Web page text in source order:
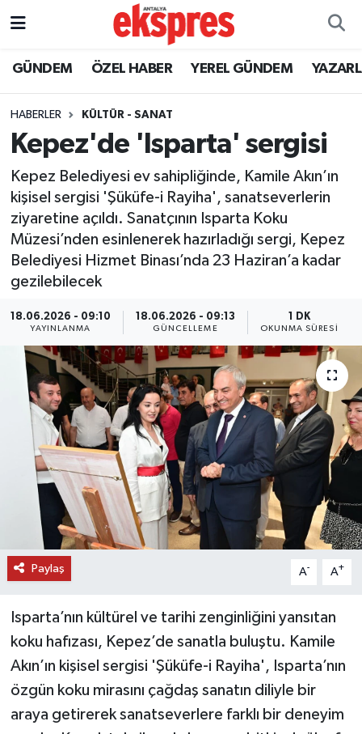
GÜNDEM ÖZEL HABER YEREL GÜNDEM
HABERLER KÜLTÜR - SANAT
Kepez'de 'Isparta' sergisi
Kepez Belediyesi ev sahipliğinde, Kamile Akın’ın
kişisel sergisi 'Şüküfe-i Rayiha', sanatseverlerin
ziyaretine açıldı. Sanatçının Isparta Koku
Müzesi’nden esinlenerek hazırladığı sergi, Kepez
Belediyesi Hizmet Binası’nda 23 Haziran’a kadar
gezilebilecek
18.06.2026 - 09:10
YAYINLANMA
18.06.2026 - 09:13
GÜNCELLEME
1 DK
OKUNMA SÜRESI
Paylaş A- A+
Isparta’nın kültürel ve tarihi zenginliğini yansıtan
koku hafızası, Kepez’de sanatla buluştu. Kamile
Akın’ın kişisel sergisi 'Şüküfe-i Rayiha', Isparta’nın
özgün koku mirasını çağdaş sanatın diliyle bir
araya getirerek sanatseverlere farklı bir deneyim
ÖZEL HABER
YEREL GÜNDEM
EKONOMİ
KÜLTÜR - SANAT
SPOR
SİYASET
SAĞLIK
DÜNYA
EĞİTİM
TURİZM
RÖPORTAJ
VİDEO HABERLER
RESMİ İLAN
Nöbetçi Eczaneler
Trafik Durumu
Süper Lig Puan Durumu ve Fikstür
Tüm Manşetler
Son Dakika Haberleri
Haber Arşivi